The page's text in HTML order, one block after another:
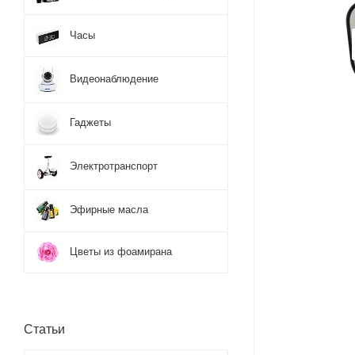
Часы
Видеонаблюдение
Гаджеты
Электротранспорт
Эфирные масла
Цветы из фоамирана
Статьи